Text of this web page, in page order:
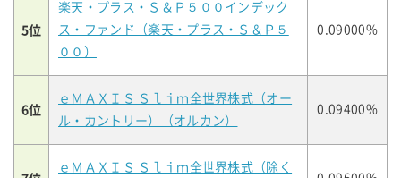
5位
楽天・プラス・Ｓ＆Ｐ５００インデック
ス・ファンド（楽天・プラス・Ｓ＆Ｐ５
００）
0.09000%
6位
ｅＭＡＸＩＳ Ｓｌｉｍ全世界株式（オー
ル・カントリー）（オルカン）
0.09400%
ｅＭＡＸＩＳ Ｓｌｉｍ全世界株式（除く